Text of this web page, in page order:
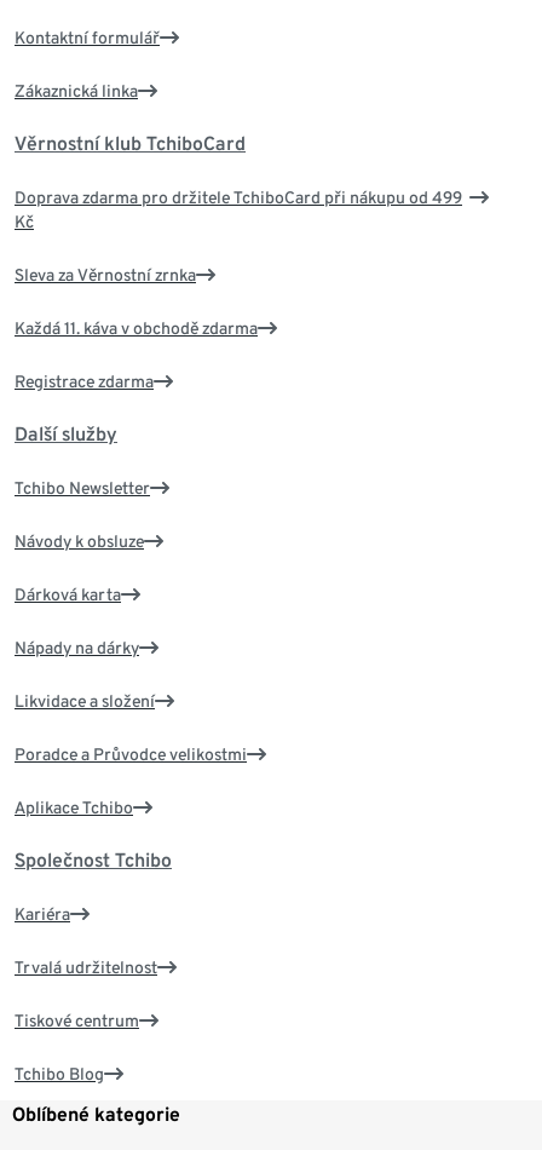
Kontaktní formulář
Zákaznická linka
Věrnostní klub TchiboCard
Doprava zdarma pro držitele TchiboCard při nákupu od 499
Kč
Sleva za Věrnostní zrnka
Každá 11. káva v obchodě zdarma
Registrace zdarma
Další služby
Tchibo Newsletter
Návody k obsluze
Dárková karta
Nápady na dárky
Likvidace a složení
Poradce a Průvodce velikostmi
Aplikace Tchibo
Společnost Tchibo
Kariéra
Trvalá udržitelnost
Tiskové centrum
Tchibo Blog
Oblíbené kategorie